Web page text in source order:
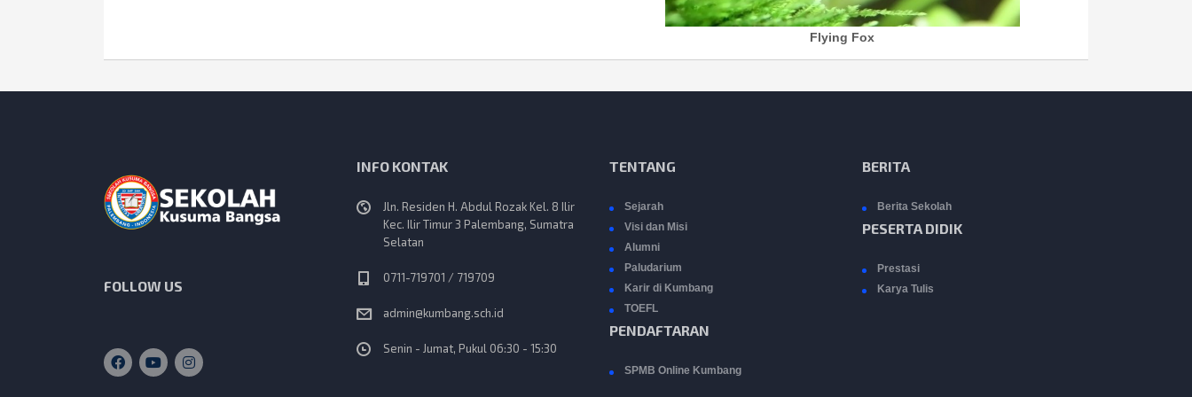
Flying Fox
FOLLOW US
INFO KONTAK
Jln. Residen H. Abdul Rozak Kel. 8 Ilir
Kec. Ilir Timur 3 Palembang, Sumatra
Selatan
0711-719701 / 719709
admin@kumbang.sch.id
Senin - Jumat, Pukul 06:30 - 15:30
TENTANG
Sejarah
Visi dan Misi
Alumni
Paludarium
Karir di Kumbang
TOEFL
PENDAFTARAN
SPMB Online Kumbang
BERITA
Berita Sekolah
PESERTA DIDIK
Prestasi
Karya Tulis